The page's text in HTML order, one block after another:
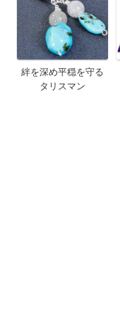
絆を深め平穏を守る
タリスマン